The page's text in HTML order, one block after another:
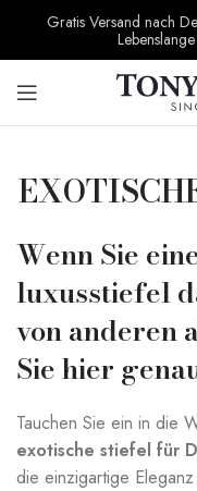
Gratis Versand nach
Wenn Sie
luxusstiefel
von anderen
Sie hier
Tauchen Sie ein in die
exotische stiefel für
die einzigartige